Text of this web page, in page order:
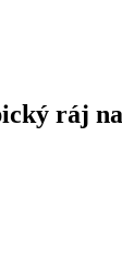
ráj